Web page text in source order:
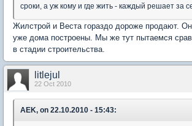
сроки, а уж кому и где жить - каждый решает за
Жилстрой и Веста гораздо дороже продают.
уже дома построены. Мы же тут пытаемся
в стадии строительства.
litlejul
22 Oct 2010
AEK, on 22.10.2010 - 15:43: